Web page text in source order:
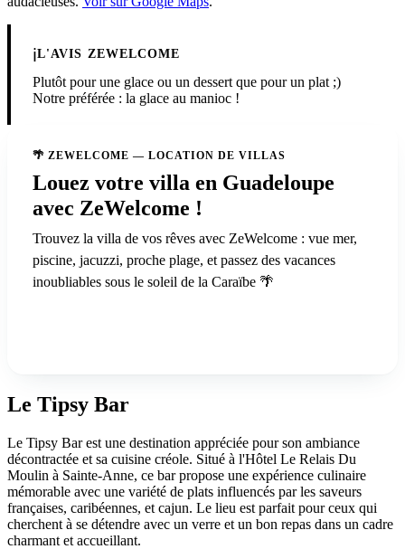
ℹ️L'AVIS ZEWELCOME
Plutôt pour une glace ou un dessert que pour un plat ;)
Notre préférée : la glace au manioc !
🌴 ZEWELCOME — LOCATION DE VILLAS
Louez votre villa en Guadeloupe
avec ZeWelcome !
Trouvez la villa de vos rêves avec ZeWelcome : vue mer,
piscine, jacuzzi, proche plage, et passez des vacances
inoubliables sous le soleil de la Caraïbe 🌴
Le Tipsy Bar
Le Tipsy Bar est une destination appréciée pour son ambiance
décontractée et sa cuisine créole. Situé à l'Hôtel Le Relais Du
Moulin à Sainte-Anne, ce bar propose une expérience culinaire
mémorable avec une variété de plats influencés par les saveurs
françaises, caribéennes, et cajun. Le lieu est parfait pour ceux qui
cherchent à se détendre avec un verre et un bon repas dans un cadre
charmant et accueillant.